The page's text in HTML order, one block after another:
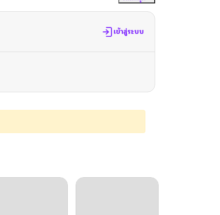
เข้าสู่ระบบ